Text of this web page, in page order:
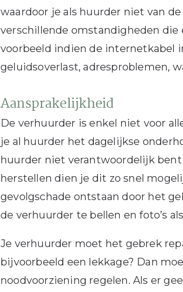
waardoor je als huurder niet van
verschillende omstandigheden die
voorbeeld indien de internetkabel
geluidsoverlast, adresproblemen,
Aansprakelijkheid
De verhuurder is enkel niet voor
je al huurder het dagelijkse
huurder niet verantwoordelijk
herstellen dien je dit zo snel
gevolgschade ontstaan door het
de verhuurder te bellen en foto’s
Je verhuurder moet het gebrek
bijvoorbeeld een lekkage? Dan
noodvoorziening regelen. Als er